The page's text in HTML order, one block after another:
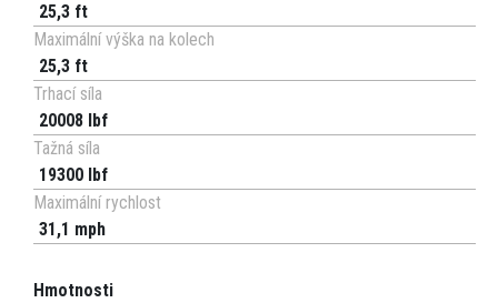
25,3 ft
Maximální výška na kolech
25,3 ft
Trhací síla
20008 lbf
Tažná síla
19300 lbf
Maximální rychlost
31,1 mph
Hmotnosti